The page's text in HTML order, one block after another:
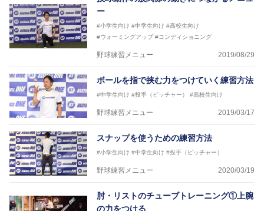
ー
#小学生向け #中学生向け #高校生向け
#ウォーミングアップ #コンディショニング
野球練習メニュー 2019/08/29
ボールを指で挟む力をつけていく練習方法
#中学生向け #投手（ピッチャー） #高校生向け
野球練習メニュー 2019/03/17
スナップを使うための練習方法
#小学生向け #中学生向け #投手（ピッチャー）
野球練習メニュー 2020/03/19
肘・リストのチューブトレーニング①上腕
の力をつける